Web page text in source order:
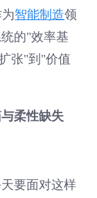
智能制造领
的"效率基
张"到"价值
柔性缺失
要面对这样